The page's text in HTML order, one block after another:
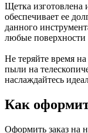
Щетка изготовлена
обеспечивает ее
данного
любые поверхности
Не теряйте время
пыли на
наслаждайтесь
Как
Оформить заказ на